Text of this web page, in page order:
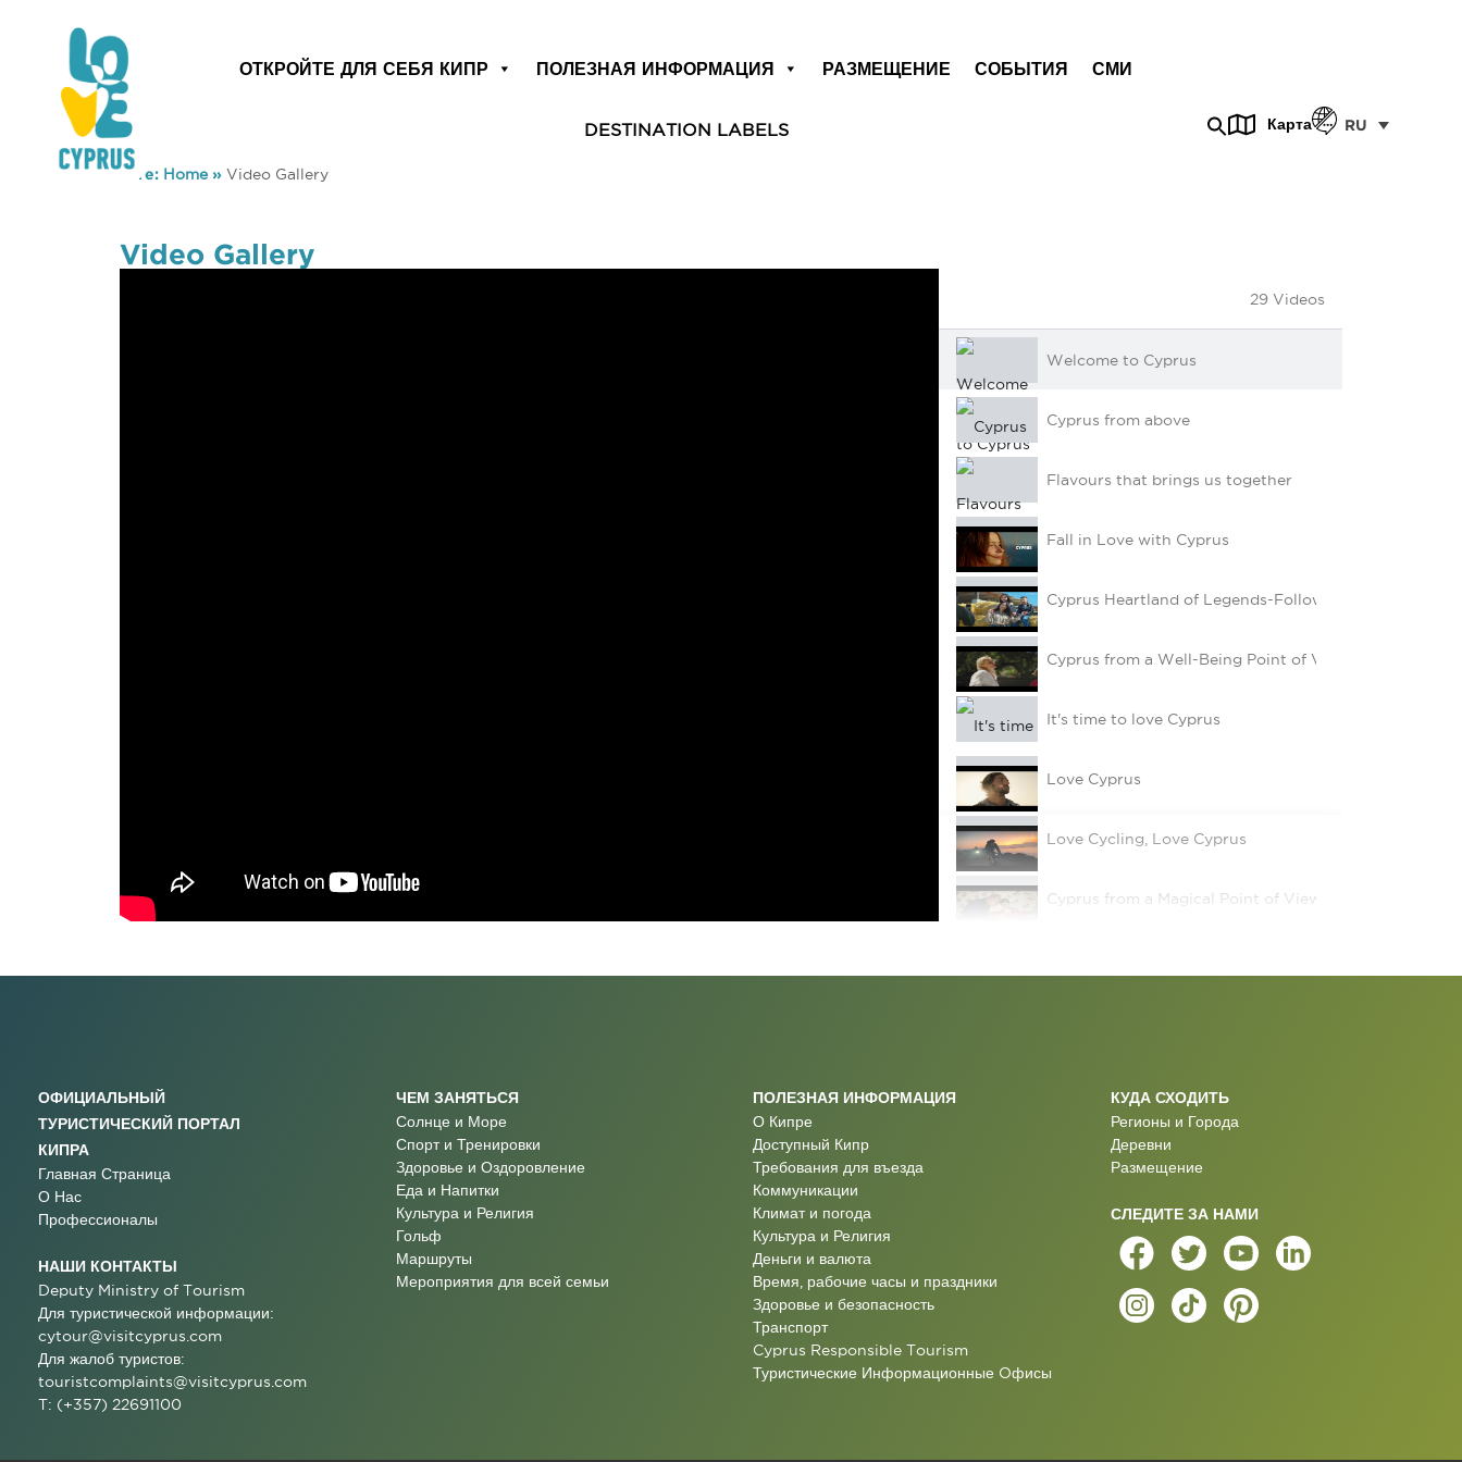
ОТКРОЙТЕ ДЛЯ СЕБЯ КИПР ПОЛЕЗНАЯ ИНФОРМАЦИЯ РАЗМЕЩЕНИЕ СОБЫТИЯ СМИ
DESTINATION LABELS Карта RU
You are here: Home» Video Gallery
Video Gallery
29 Videos
Welcome to Cyprus
Cyprus from above
Flavours that brings us together
Fall in Love with Cyprus
Cyprus Heartland of Legends-Follow your Senses
Cyprus from a Well-Being Point of View
It's time to love Cyprus
Love Cyprus
Love Cycling, Love Cyprus
Cyprus from a Magical Point of View
Destination Labels
Surf vibe in Cyprus
Snowboarding
Cyprus - Ride it all, Ride here
ОФИЦИАЛЬНЫЙ
ТУРИСТИЧЕСКИЙ ПОРТАЛ
КИПРА
Главная Страница
О Нас
Профессионалы
НАШИ КОНТАКТЫ
Deputy Ministry of Tourism
Для туристической информации:
cytour@visitcyprus.com
Для жалоб туристов:
touristcomplaints@visitcyprus.com
T: (+357) 22691100
ЧЕМ ЗАНЯТЬСЯ
Солнце и Море
Спорт и Тренировки
Здоровье и Оздоровление
Еда и Напитки
Культура и Религия
Гольф
Маршруты
Мероприятия для всей семьи
ПОЛЕЗНАЯ ИНФОРМАЦИЯ
О Кипре
Доступный Кипр
Требования для въезда
Коммуникации
Климат и погода
Культура и Религия
Деньги и валюта
Время, рабочие часы и праздники
Здоровье и безопасность
Транспорт
Cyprus Responsible Tourism
Туристические Информационные Oфисы
КУДА СХОДИТЬ
Регионы и Города
Деревни
Размещение
СЛЕДИТЕ ЗА НАМИ